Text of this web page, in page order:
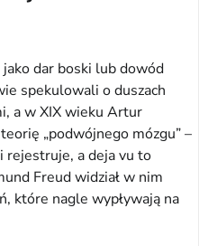
dar boski lub dowód
spekulowali o duszach
a w XIX wieku Artur
„podwójnego mózgu” –
rejestruje, a deja vu to
Freud widział w nim
które nagle wypływają na